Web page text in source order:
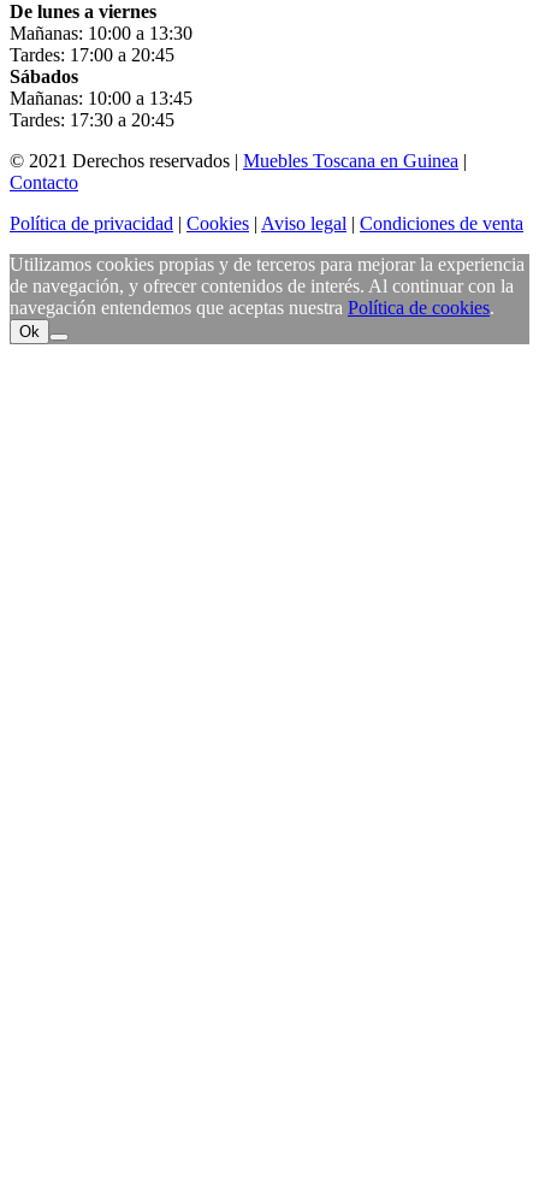
De lunes a viernes
Mañanas: 10:00 a 13:30
Tardes: 17:00 a 20:45
Sábados
Mañanas: 10:00 a 13:45
Tardes: 17:30 a 20:45
© 2021 Derechos reservados | Muebles Toscana en Guinea |
Contacto
Política de privacidad | Cookies | Aviso legal | Condiciones de venta
Utilizamos cookies propias y de terceros para mejorar la experiencia
de navegación, y ofrecer contenidos de interés. Al continuar con la
navegación entendemos que aceptas nuestra Política de cookies.
Ok